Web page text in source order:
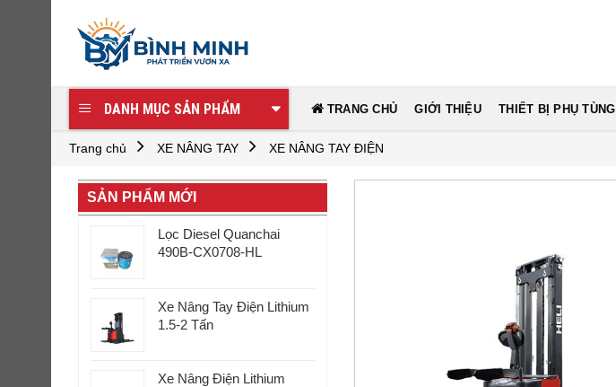
content
DANH MỤC SẢN PHẨM TRANG CHỦ GIỚI THIỆU THIẾT BỊ PHỤ TÙNG
Trang chủ XE NÂNG TAY XE NÂNG TAY ĐIỆN
SẢN PHẨM MỚI
Lọc Diesel Quanchai
490B-CX0708-HL
Xe Nâng Tay Điện Lithium
1.5-2 Tấn
Xe Nâng Điện Lithium